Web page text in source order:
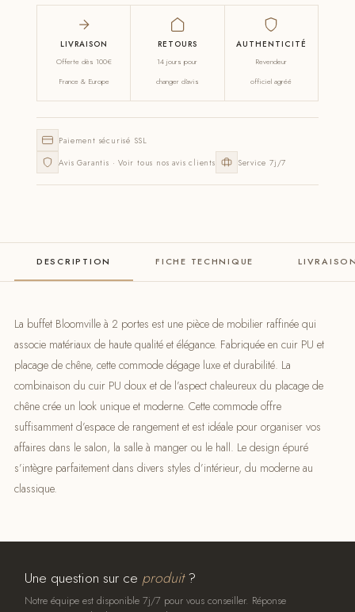
LIVRAISON
Offerte dès 100€
France & Europe
RETOURS
14 jours pour
changer d'avis
AUTHENTICITÉ
Revendeur
officiel agréé
Paiement sécurisé SSL
Avis Garantis · Voir tous nos avis clients
Service 7j/7
DESCRIPTION FICHE TECHNIQUE
La buffet Bloomville à 2 portes est une pièce de mobilier raffinée qui
associe matériaux de haute qualité et élégance. Fabriquée en cuir PU et
placage de chêne, cette commode dégage luxe et durabilité. La
combinaison du cuir PU doux et de l’aspect chaleureux du placage de
chêne crée un look unique et moderne. Cette commode offre
suffisamment d’espace de rangement et est idéale pour organiser vos
affaires dans le salon, la salle à manger ou le hall. Le design épuré
s’intègre parfaitement dans divers styles d’intérieur, du moderne au
classique.
Une question sur ce produit?
Notre équipe est disponible 7j/7 pour vous conseiller. Réponse